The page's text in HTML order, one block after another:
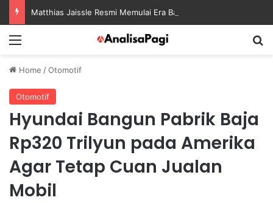
Home /Otomotif
Otomotif
Hyundai Bangun Pabrik Baja
Rp320 Trilyun pada Amerika
Agar Tetap Cuan Jualan
Mobil